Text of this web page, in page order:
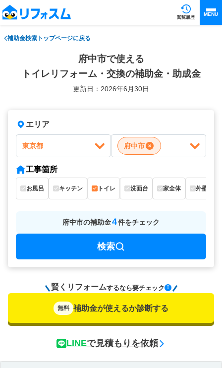
閲覧履歴
MENU
補助金検索トップページに戻る
府中市で使える
トイレリフォーム・交換の補助金・助成金
更新日：2026年6月30日
エリア
東京都 府中市
工事箇所
お風呂 キッチン トイレ 洗面台 家全体 外壁
府中市の補助金4件をチェック
検索
賢くリフォームするなら要チェック
無料 補助金が使えるか診断する
LINEで見積もりを依頼